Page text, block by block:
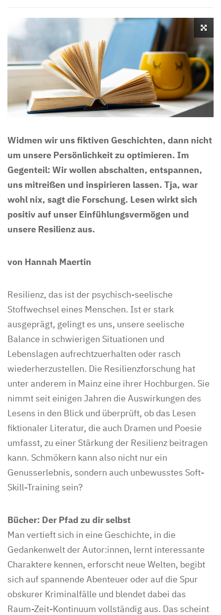
Widmen wir uns fiktiven Geschichten, dann nicht
um unsere Persönlichkeit zu optimieren. Im
Gegenteil: Wir wollen abschalten, entspannen,
uns mitreißen und inspirieren lassen. Tja, war
wohl nix, sagt die Forschung. Lesen wirkt sich
positiv auf unser Einfühlungsvermögen und
unsere Resilienz aus.
von Hannah Maertin
Resilienz, das ist der psychisch-seelische
Stoffwechsel eines Menschen. Ist er stark
ausgeprägt, gelingt es uns, unsere seelische
Balance in schwierigen Situationen und
Lebenslagen aufrechtzuerhalten oder rasch
wiederherzustellen. Die Resilienzforschung hat
unter anderem in Mainz eine ihrer Hochburgen. Sie
nimmt seit einigen Jahren die Auswirkungen des
Lesens in den Blick und überprüft, ob das Lesen
fiktionaler Literatur, die auch Dramen und Poesie
umfasst, zu einer Stärkung der Resilienz beitragen
kann. Schmökern kann also nicht nur ein
Genusserlebnis, sondern auch unbewusstes Soft-
Skill-Training sein?
Bücher: Der Pfad zu dir selbst
Man vertieft sich in eine Geschichte, in die
Gedankenwelt der Autor:innen, lernt interessante
Charaktere kennen, erforscht neue Welten, begibt
sich auf spannende Abenteuer oder auf die Spur
obskurer Kriminalfälle und blendet dabei das
Raum-Zeit-Kontinuum vollständig aus. Das scheint